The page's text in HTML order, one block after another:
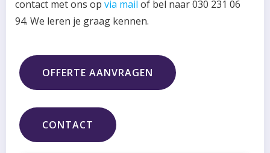
contact met ons op via mail of bel naar 030 231 06
94. We leren je graag kennen.
OFFERTE AANVRAGEN
CONTACT